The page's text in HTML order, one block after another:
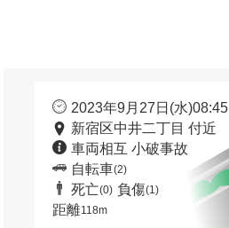
2023年9月27日(水)08:45
新宿区中井二丁目 付近
車両相互 小破事故
自転車(2)
死亡(0) 負傷(1)
距離118m